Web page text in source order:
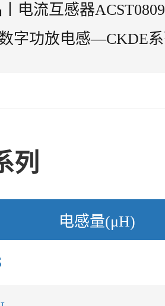
电流互感器
字功放电感—CKDE
列
电感量(μH)